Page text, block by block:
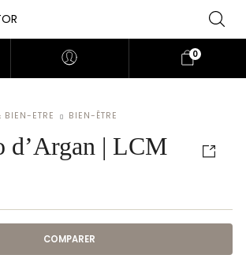
0
BIEN-ETRE BIEN-ÊTRE
d’Argan | LCM
COMPARER